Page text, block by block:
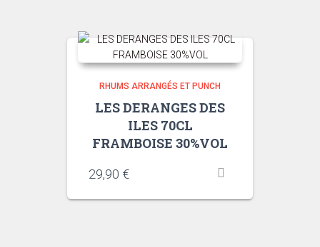
RHUMS ARRANGÉS ET PUNCH
LES DERANGES DES
ILES 70CL
FRAMBOISE 30%VOL
29,90 €